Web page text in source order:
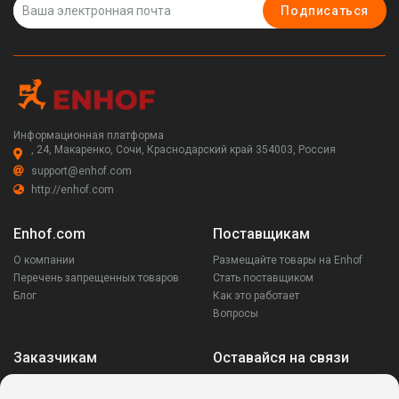
Подписаться
Информационная платформа
, 24, Макаренко, Сочи, Краснодарский край 354003, Россия
support@enhof.com
http://enhof.com
Enhof.com
О компании
Перечень запрещенных товаров
Блог
Поставщикам
Размещайте товары на Enhof
Стать поставщиком
Как это работает
Вопросы
Заказчикам Оставайся на связи